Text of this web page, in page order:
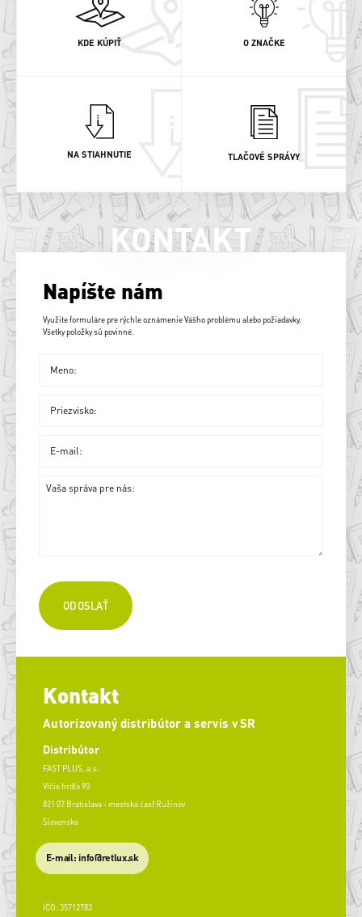
KDE KÚPIŤ O ZNAČKE
NA STIAHNUTIE TLAČOVÉ SPRÁVY
KONTAKT
Napíšte nám
Využite formuláre pre rýchle oznámenie Vášho problému alebo požiadavky.
Všetky položky sú povinné.
Kontakt
Autorizovaný distribútor a servis v SR
Distribútor
FAST PLUS, a.s.
Vlčie hrdlo 90
821 07 Bratislava - mestská časť Ružinov
Slovensko
E-mail: info@retlux.sk
IČO: 35712783